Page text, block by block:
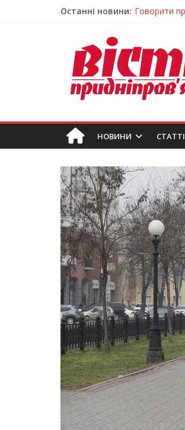
Останні новини: Лікар – на
Пошуки
Ветерани
Говорити
НОВИНИ СТАТТІ